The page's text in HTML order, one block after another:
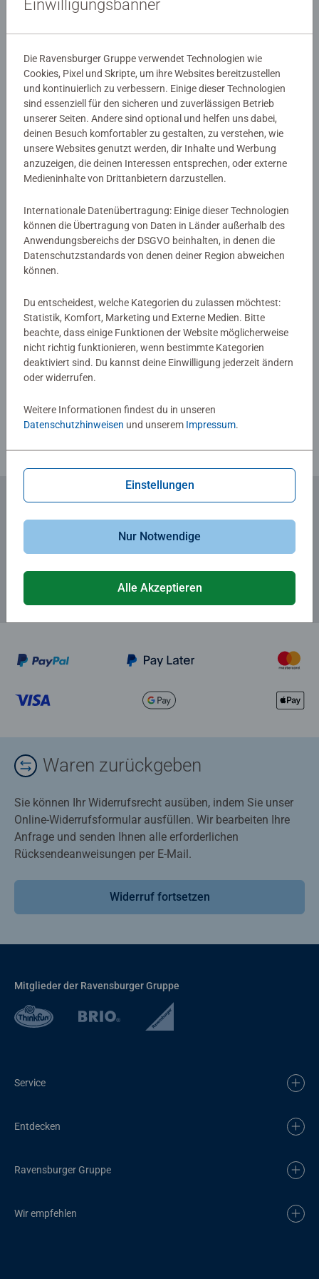
April, May, June und July: Vier Monate voller rauschender
Details
Artikelnummer:
51184
EAN:
9783473511846
ISBN:
978-3-473-51184-6
Noch keine Bewertungen
abgegeben
0/0
Verfasse eine Bewertung
Richtlinien für Bewertungen
Zum Newsletter anmelden
... und 5 € Gutschein sichern!
Waren zurückgeben
Sie können Ihr Widerrufsrecht ausüben, indem Sie unser
Online-Widerrufsformular ausfüllen. Wir bearbeiten Ihre
Anfrage und senden Ihnen alle erforderlichen
Rücksendeanweisungen per E-Mail.
Widerruf fortsetzen
Mitglieder der Ravensburger Gruppe
Service
Entdecken
Ravensburger Gruppe
Wir empfehlen
Einwilligungsbanner
Die Ravensburger Gruppe verwendet Technologien wie
Cookies, Pixel und Skripte, um ihre Websites bereitzustellen
und kontinuierlich zu verbessern. Einige dieser Technologien
sind essenziell für den sicheren und zuverlässigen Betrieb
unserer Seiten. Andere sind optional und helfen uns dabei,
deinen Besuch komfortabler zu gestalten, zu verstehen, wie
unsere Websites genutzt werden, dir Inhalte und Werbung
anzuzeigen, die deinen Interessen entsprechen, oder externe
Medieninhalte von Drittanbietern darzustellen.
Internationale Datenübertragung: Einige dieser Technologien
können die Übertragung von Daten in Länder außerhalb des
Anwendungsbereichs der DSGVO beinhalten, in denen die
Datenschutzstandards von denen deiner Region abweichen
können.
Du entscheidest, welche Kategorien du zulassen möchtest:
Statistik, Komfort, Marketing und Externe Medien. Bitte
beachte, dass einige Funktionen der Website möglicherweise
nicht richtig funktionieren, wenn bestimmte Kategorien
deaktiviert sind. Du kannst deine Einwilligung jederzeit ändern
oder widerrufen.
Weitere Informationen findest du in unseren
Datenschutzhinweisen und unserem Impressum.
Einstellungen
Nur Notwendige
Alle Akzeptieren